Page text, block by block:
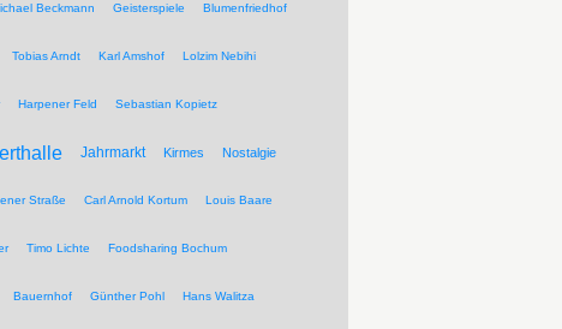
Beckmann Geisterspiele Blumenfriedhof
Tobias Arndt Karl Amshof Lolzim Nebihi
Harpener Feld Sebastian Kopietz
Jahrmarkt Kirmes Nostalgie
Straße Carl Arnold Kortum Louis Baare
Timo Lichte Foodsharing Bochum
Bauernhof Günther Pohl Hans Walitza